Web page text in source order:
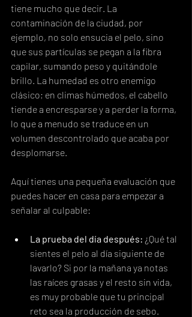
tiene mucho que decir. La
contaminación de la ciudad, por
ejemplo, no solo ensucia el pelo, sino
que sus partículas se pegan a la fibra
capilar, sumando peso y quitándole
brillo. La humedad es otro enemigo
clásico; en climas húmedos, el cabello
tiende a encresparse y a perder la forma,
lo que a menudo se traduce en un
volumen descontrolado que acaba por
desplomarse.
Aquí tienes una pequeña evaluación que
puedes hacer en casa para empezar a
señalar al culpable:
La prueba del día después: ¿Qué tal
sientes el pelo al día siguiente de
lavarlo? Si por la mañana ya notas
las raíces grasas y el resto sin vida,
es muy probable que tu principal
reto sea la producción de sebo.